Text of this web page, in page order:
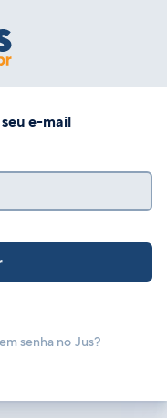
e-mail
senha no Jus?